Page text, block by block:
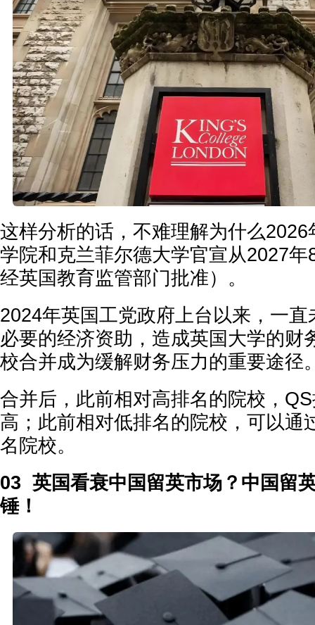
这样分析的话，不难理解为什么
学院和克兰菲尔德大学官宣从2027
经英国教育监管部门批准）。
2024年英国工党政府上台以来，一
必要的经济资助，造成英国大学的财
校合并成为缓解财务压力的重要途径
合并后，此前相对高排名的院校，
高；此前相对低排名的院校，可以通
名院校。
03 英国看衰中国留英市场？中国留
锤！